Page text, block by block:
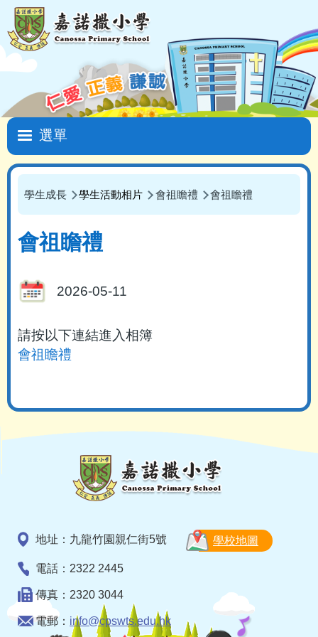
移至主內容
Main
navigation
導
連
學生成長 學生活動相片 會祖瞻禮 會祖瞻禮
會祖瞻禮
2026-05-11
請按以下連結進入相簿
會祖瞻禮
地址：九龍竹園親仁街5號 學校地圖
電話：2322 2445
傳真：2320 3044
電郵： info@cpswts.edu.hk